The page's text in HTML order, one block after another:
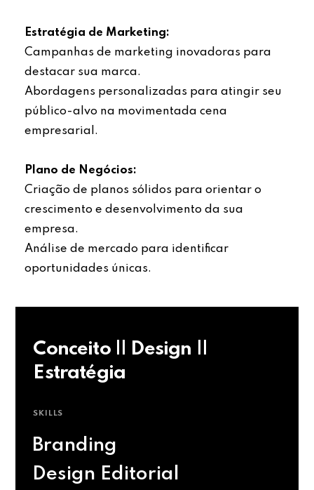
Estratégia de Marketing:
Campanhas de marketing inovadoras para
destacar sua marca.
Abordagens personalizadas para atingir seu
público-alvo na movimentada cena
empresarial.
Plano de Negócios:
Criação de planos sólidos para orientar o
crescimento e desenvolvimento da sua
empresa.
Análise de mercado para identificar
oportunidades únicas.
Conceito || Design ||
Estratégia
SKILLS
Branding
Design Editorial